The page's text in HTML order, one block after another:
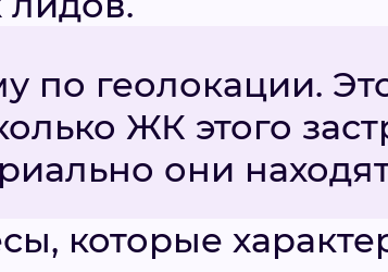
по геолокации.
ЖК этого
они
которые